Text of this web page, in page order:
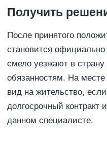
Получить
После принятого
становится
смело уезжают в
обязанностям. На
вид на жительство,
долгосрочный контракт
данном специалисте.